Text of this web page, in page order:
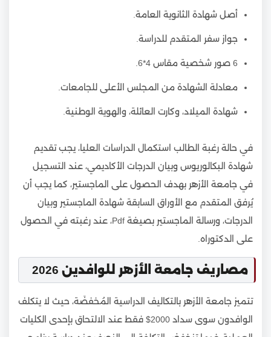
أصل شهادة الثانوية العامة.
جواز سفر المتقدم للدراسة.
6 صور شخصية مقاس 4*6.
معادلة الشهادة من المجلس الأعلى للجامعات.
شهادة الميلاد، وكارت العائلة، والهوية الوطنية.
في حالة رغبة الطالب استكمال الدراسات العليا، يجب تقديم
شهادة البكالوريوس وبيان الدرجات الأكاديمي، عند التسجيل
في جامعة الأزهر بهدف الحصول على الماجستير، كما يجب أن
يُرفق المتقدم مع الأوراق السابقة شهادة الماجستير وبيان
الدرجات، ورسالة الماجستير بصيغة Pdf، عند رغبته في الحصول
على الدكتوراه.
مصاريف جامعة الأزهر للوافدين 2026
تتميز جامعة الأزهر بالتكاليف الدراسية المُخفضَة، حيث لا يتكلف
الوافدون سوى سداد 2000$ فقط عند الالتحاق بإحدى الكليات